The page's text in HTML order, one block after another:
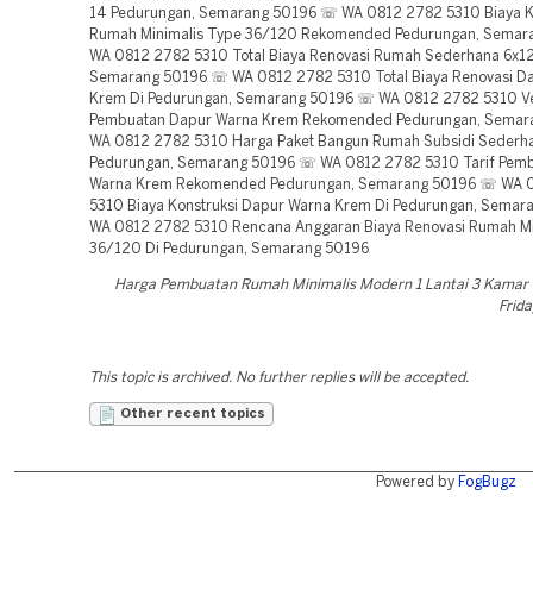
14 Pedurungan, Semarang 50196 ☏ WA 0812 2782 5310 Biaya
Rumah Minimalis Type 36/120 Rekomended Pedurungan,
WA 0812 2782 5310 Total Biaya Renovasi Rumah Sederhana
Semarang 50196 ☏ WA 0812 2782 5310 Total Biaya Renovasi
Krem Di Pedurungan, Semarang 50196 ☏ WA 0812 2782 5310
Pembuatan Dapur Warna Krem Rekomended Pedurungan,
WA 0812 2782 5310 Harga Paket Bangun Rumah Subsidi
Pedurungan, Semarang 50196 ☏ WA 0812 2782 5310 Tarif
Warna Krem Rekomended Pedurungan, Semarang 50196 ☏ WA
5310 Biaya Konstruksi Dapur Warna Krem Di Pedurungan,
WA 0812 2782 5310 Rencana Anggaran Biaya Renovasi Rumah
36/120 Di Pedurungan, Semarang 50196
Harga Pembuatan Rumah Minimalis Modern 1 Lantai 3
This topic is archived. No further replies will be accepted.
Other recent topics
Powered by FogBugz